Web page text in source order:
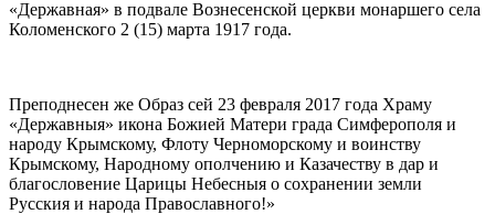
«Державная» в подвале Вознесенской церкви монаршего села
Коломенского 2 (15) марта 1917 года.
Преподнесен же Образ сей 23 февраля 2017 года Храму
«Державныя» икона Божией Матери града Симферополя и
народу Крымскому, Флоту Черноморскому и воинству
Крымскому, Народному ополчению и Казачеству в дар и
благословение Царицы Небесныя о сохранении земли
Русския и народа Православного!»